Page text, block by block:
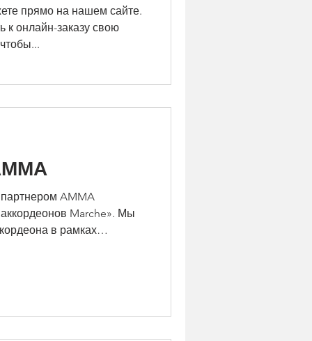
прямо на нашем сайте.
к онлайн-заказу свою
AMMA
Marche». Мы
в рамках